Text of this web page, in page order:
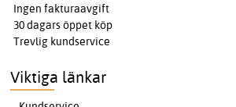
Ingen fakturaavgift
30 dagars öppet köp
Trevlig kundservice
Viktiga länkar